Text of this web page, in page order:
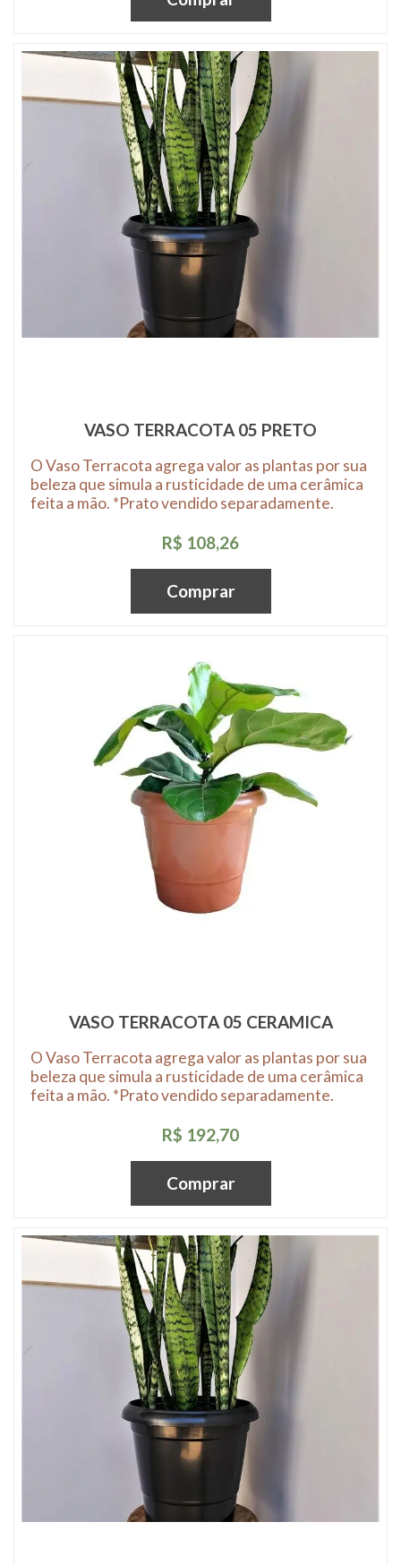
VASO TERRACOTA 05 PRETO
O Vaso Terracota agrega valor as plantas por sua
beleza que simula a rusticidade de uma cerâmica
feita a mão. *Prato vendido separadamente.
R$ 108,26
Comprar
VASO TERRACOTA 05 CERAMICA
O Vaso Terracota agrega valor as plantas por sua
beleza que simula a rusticidade de uma cerâmica
feita a mão. *Prato vendido separadamente.
R$ 192,70
Comprar